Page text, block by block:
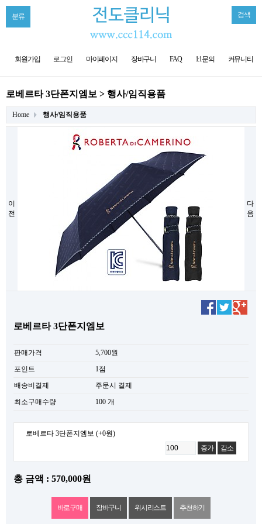
분류 검색
회원가입 로그인 마이페이지 장바구니 FAQ 1:1문의 커뮤니티
로베르타 3단폰지엠보 > 행사/임직용품
Home 행사/임직용품
이
전
다
음
로베르타 3단폰지엠보
판매가격
5,700원
포인트
1점
배송비결제
주문시 결제
최소구매수량
100 개
로베르타 3단폰지엠보 (+0원)
증가
감소
총 금액 : 570,000원
위시리스트 추천하기